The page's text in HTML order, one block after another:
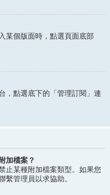
某個版面時，點選頁面底部
，點選底下的「管理訂閱」連
加檔案？
止某種附加檔案類型。如果您
繫管理員以求協助。